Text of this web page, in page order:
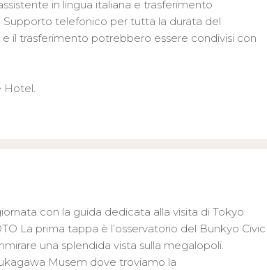
in lingua italiana e trasferimento
telefonico per tutta la durata del
e il trasferimento potrebbero essere condivisi con
Hotel.
con la guida dedicata alla visita di Tokyo
La prima tappa è l’osservatorio del Bunkyo Civic
una splendida vista sulla megalopoli.
Musem dove troviamo la